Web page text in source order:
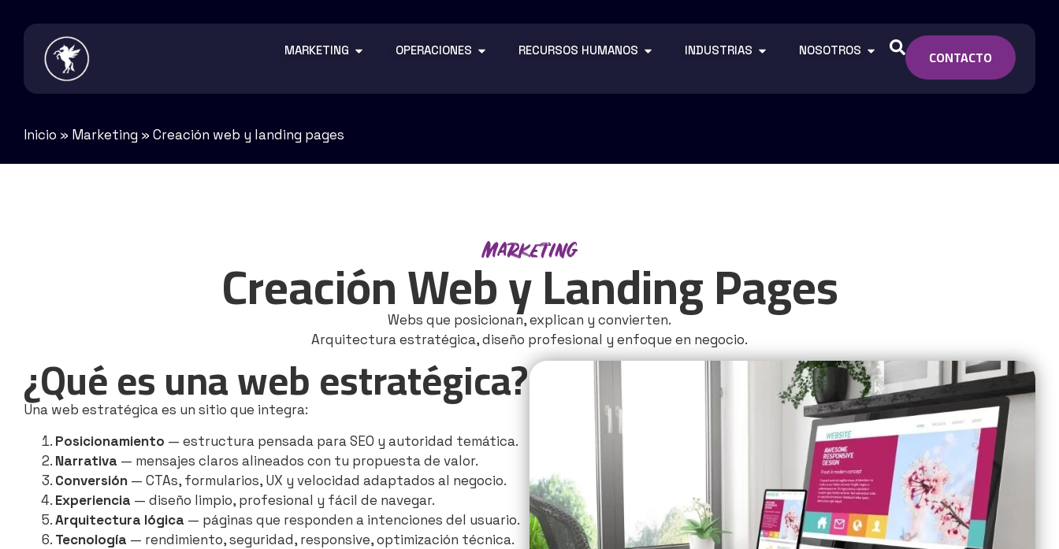
MARKETING OPERACIONES RECURSOS HUMANOS INDUSTRIAS NOSOTROS CONTACTO
Inicio » Marketing » Creación web y landing pages
Marketing
Creación Web y Landing Pages
Webs que posicionan, explican y convierten.
Arquitectura estratégica, diseño profesional y enfoque en negocio.
¿Qué es una web estratégica?
Una web estratégica es un sitio que integra:
Posicionamiento — estructura pensada para SEO y autoridad temática.
Narrativa — mensajes claros alineados con tu propuesta de valor.
Conversión — CTAs, formularios, UX y velocidad adaptados al negocio.
Experiencia — diseño limpio, profesional y fácil de navegar.
Arquitectura lógica — páginas que responden a intenciones del usuario.
Tecnología — rendimiento, seguridad, responsive, optimización técnica.